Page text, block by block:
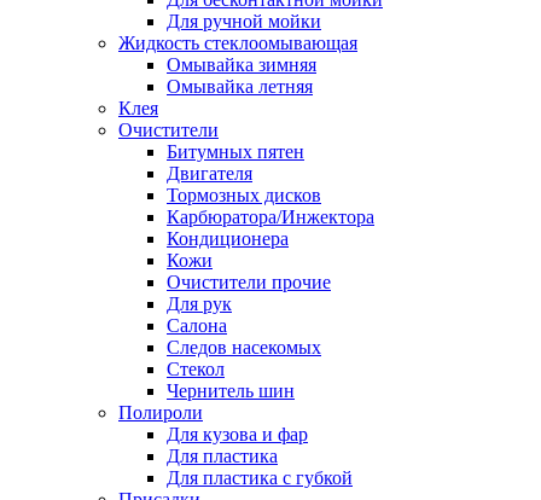
Для ручной мойки
Жидкость стеклоомывающая
Омывайка зимняя
Омывайка летняя
Клея
Очистители
Битумных пятен
Двигателя
Тормозных дисков
Карбюратора/Инжектора
Кондиционера
Кожи
Очистители прочие
Для рук
Салона
Следов насекомых
Стекол
Чернитель шин
Полироли
Для кузова и фар
Для пластика
Для пластика с губкой